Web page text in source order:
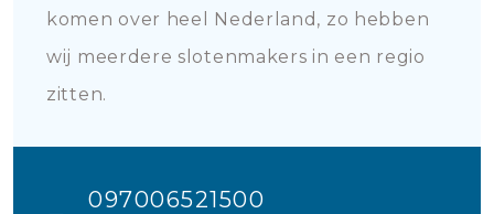
komen over heel Nederland, zo hebben
wij meerdere slotenmakers in een regio
zitten.
097006521500